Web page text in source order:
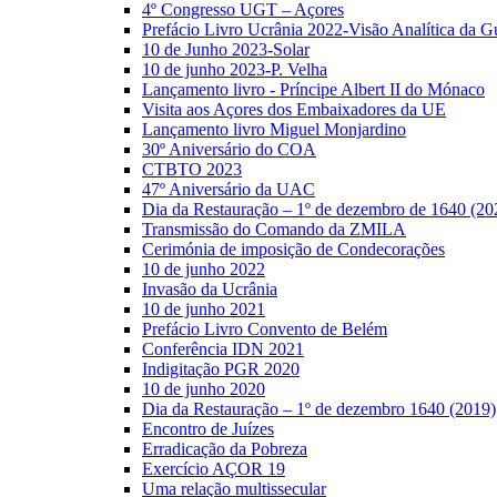
4º Congresso UGT – Açores
Prefácio Livro Ucrânia 2022-Visão Analítica da
10 de Junho 2023-Solar
10 de junho 2023-P. Velha
Lançamento livro - Príncipe Albert II do Mónaco
Visita aos Açores dos Embaixadores da UE
Lançamento livro Miguel Monjardino
30º Aniversário do COA
CTBTO 2023
47º Aniversário da UAC
Dia da Restauração – 1º de dezembro de 1640
Transmissão do Comando da ZMILA
Cerimónia de imposição de Condecorações
10 de junho 2022
Invasão da Ucrânia
10 de junho 2021
Prefácio Livro Convento de Belém
Conferência IDN 2021
Indigitação PGR 2020
10 de junho 2020
Dia da Restauração – 1º de dezembro 1640 (2019)
Encontro de Juízes
Erradicação da Pobreza
Exercício AÇOR 19
Uma relação multissecular